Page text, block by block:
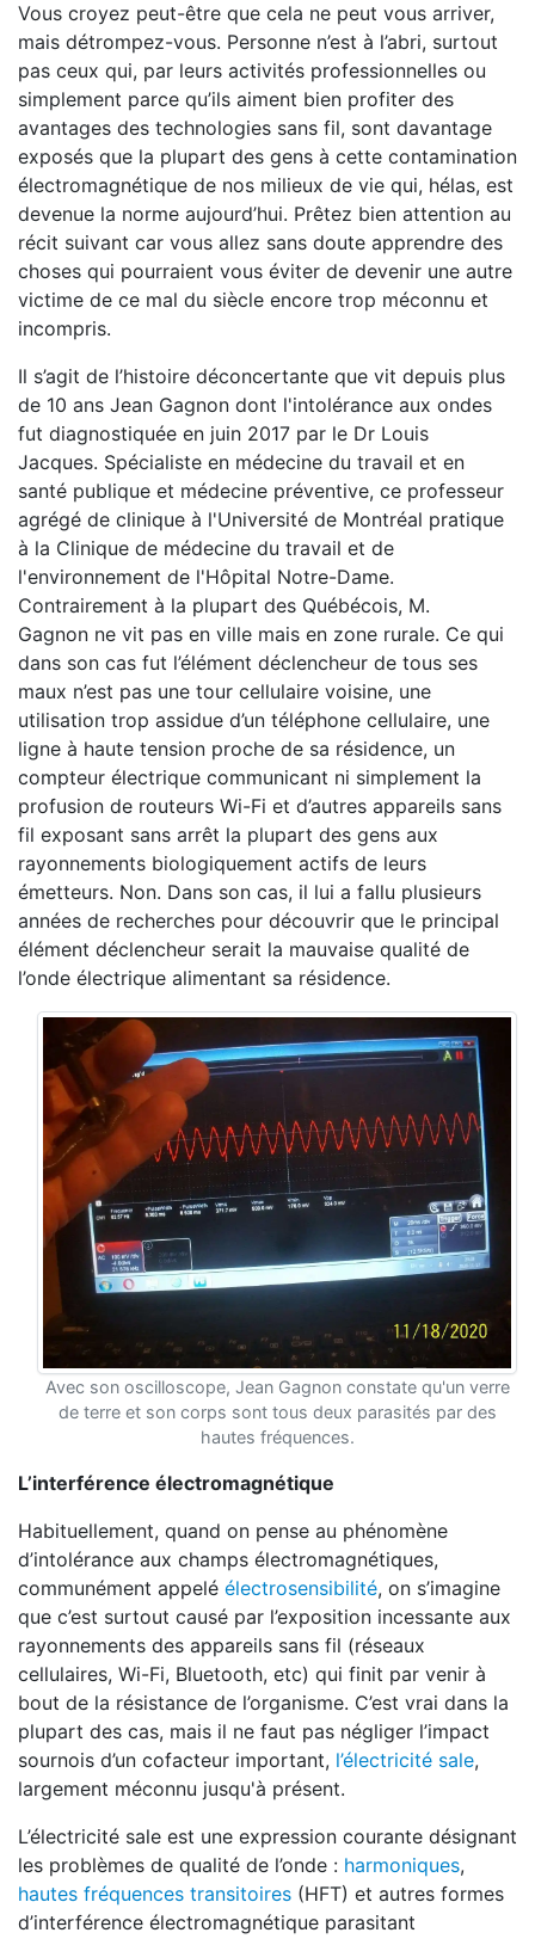
Vous croyez peut-être que cela ne peut vous arriver,
mais détrompez-vous. Personne n’est à l’abri, surtout
pas ceux qui, par leurs activités professionnelles ou
simplement parce qu’ils aiment bien profiter des
avantages des technologies sans fil, sont davantage
exposés que la plupart des gens à cette contamination
électromagnétique de nos milieux de vie qui, hélas, est
devenue la norme aujourd’hui. Prêtez bien attention au
récit suivant car vous allez sans doute apprendre des
choses qui pourraient vous éviter de devenir une autre
victime de ce mal du siècle encore trop méconnu et
incompris.
Il s’agit de l’histoire déconcertante que vit depuis plus
de 10 ans Jean Gagnon dont l'intolérance aux ondes
fut diagnostiquée en juin 2017 par le Dr Louis
Jacques. Spécialiste en médecine du travail et en
santé publique et médecine préventive, ce professeur
agrégé de clinique à l'Université de Montréal pratique
à la Clinique de médecine du travail et de
l'environnement de l'Hôpital Notre-Dame.
Contrairement à la plupart des Québécois, M.
Gagnon ne vit pas en ville mais en zone rurale. Ce qui
dans son cas fut l’élément déclencheur de tous ses
maux n’est pas une tour cellulaire voisine, une
utilisation trop assidue d’un téléphone cellulaire, une
ligne à haute tension proche de sa résidence, un
compteur électrique communicant ni simplement la
profusion de routeurs Wi-Fi et d’autres appareils sans
fil exposant sans arrêt la plupart des gens aux
rayonnements biologiquement actifs de leurs
émetteurs. Non. Dans son cas, il lui a fallu plusieurs
années de recherches pour découvrir que le principal
élément déclencheur serait la mauvaise qualité de
l’onde électrique alimentant sa résidence.
Avec son oscilloscope, Jean Gagnon constate qu'un verre
de terre et son corps sont tous deux parasités par des
hautes fréquences.
L’interférence électromagnétique
Habituellement, quand on pense au phénomène
d’intolérance aux champs électromagnétiques,
communément appelé électrosensibilité, on s’imagine
que c’est surtout causé par l’exposition incessante aux
rayonnements des appareils sans fil (réseaux
cellulaires, Wi-Fi, Bluetooth, etc) qui finit par venir à
bout de la résistance de l’organisme. C’est vrai dans la
plupart des cas, mais il ne faut pas négliger l’impact
sournois d’un cofacteur important, l’électricité sale,
largement méconnu jusqu'à présent.
L’électricité sale est une expression courante désignant
les problèmes de qualité de l’onde : harmoniques,
hautes fréquences transitoires (HFT) et autres formes
d’interférence électromagnétique parasitant